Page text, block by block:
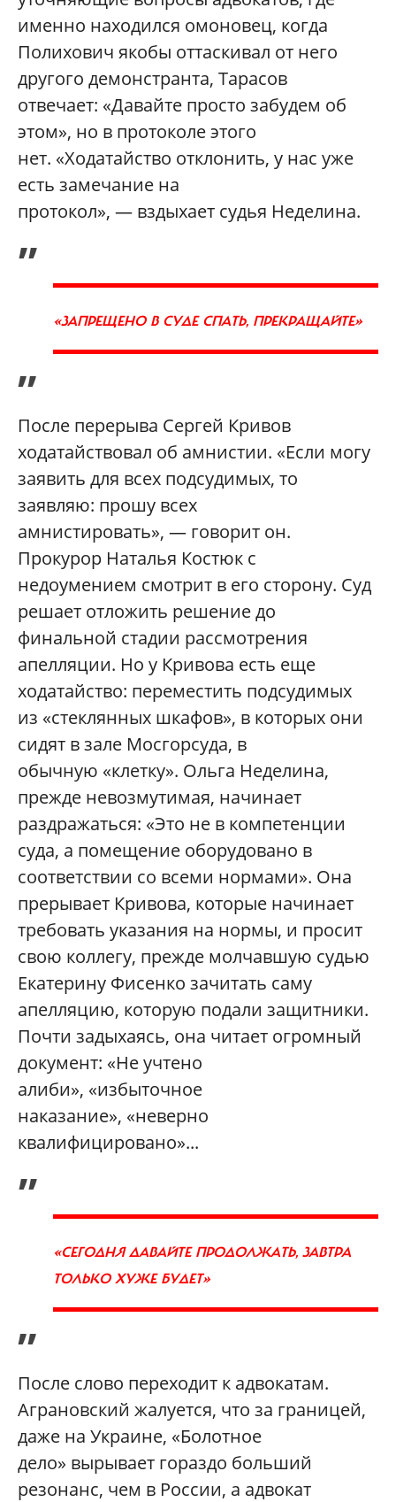
именно находился омоновец, когда
Полихович якобы оттаскивал от него
другого демонстранта, Тарасов
отвечает: «Давайте просто забудем об
этом», но в протоколе этого
нет. «Ходатайство отклонить, у нас уже
есть замечание на
протокол», — вздыхает судья Неделина.
„
«ЗАПРЕЩЕНО В СУДЕ СПАТЬ, ПРЕКРАЩАЙТЕ»
”
После перерыва Сергей Кривов
ходатайствовал об амнистии. «Если могу
заявить для всех подсудимых, то
заявляю: прошу всех
амнистировать», — говорит он.
Прокурор Наталья Костюк с
недоумением смотрит в его сторону. Суд
решает отложить решение до
финальной стадии рассмотрения
апелляции. Но у Кривова есть еще
ходатайство: переместить подсудимых
из «стеклянных шкафов», в которых они
сидят в зале Мосгорсуда, в
обычную «клетку». Ольга Неделина,
прежде невозмутимая, начинает
раздражаться: «Это не в компетенции
суда, а помещение оборудовано в
соответствии со всеми нормами». Она
прерывает Кривова, которые начинает
требовать указания на нормы, и просит
свою коллегу, прежде молчавшую судью
Екатерину Фисенко зачитать саму
апелляцию, которую подали защитники.
Почти задыхаясь, она читает огромный
документ: «Не учтено
алиби», «избыточное
наказание», «неверно
квалифицировано»...
„
«СЕГОДНЯ ДАВАЙТЕ ПРОДОЛЖАТЬ, ЗАВТРА
ТОЛЬКО ХУЖЕ БУДЕТ»
”
После слово переходит к адвокатам.
Аграновский жалуется, что за границей,
даже на Украине, «Болотное
дело» вырывает гораздо больший
резонанс, чем в России, а адвокат